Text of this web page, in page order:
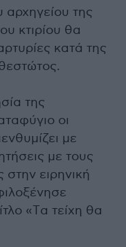
αρχηγείου της
κτιρίου θα
κατά της
της
οι
με
με τους
ειρηνική
«Tα τείχη θα